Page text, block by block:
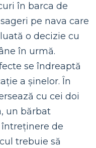
în barca de
pe nava care
o decizie cu
în urmă.
se îndreaptă
a șinelor. În
cu cei doi
un bărbat
de
trebuie să